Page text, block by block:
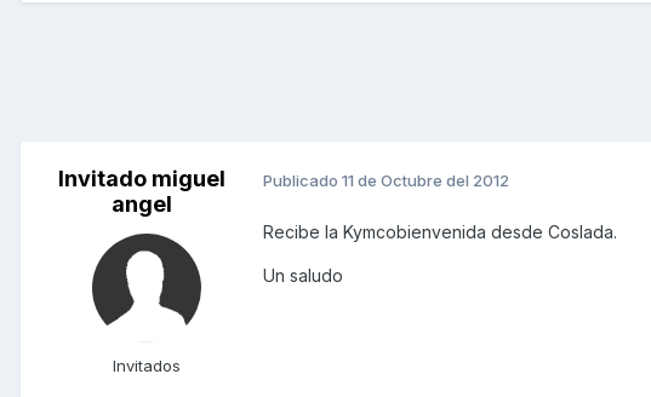
Invitado miguel
angel
Invitados
Publicado 11 de Octubre del 2012
Recibe la Kymcobienvenida desde Coslada.
Un saludo